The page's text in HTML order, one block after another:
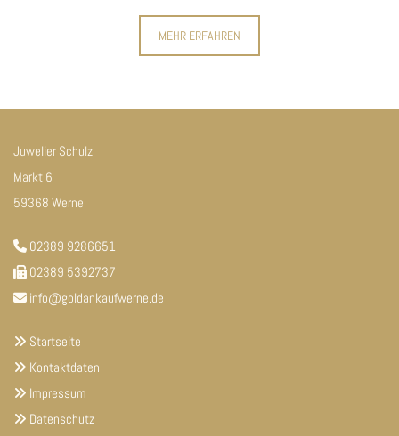
MEHR ERFAHREN
Juwelier Schulz
Markt 6
59368 Werne
 02389 9286651
 02389 5392737
 info@goldankaufwerne.de
 Startseite
 Kontaktdaten
 Impressum
 Datenschutz